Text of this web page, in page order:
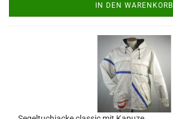
IN DEN WARENKORB